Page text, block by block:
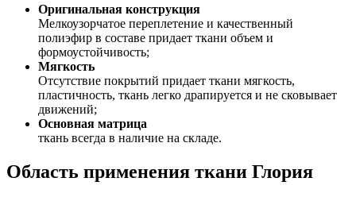
Оригинальная конструкция
Мелкоузорчатое переплетение и качественный
полиэфир в составе придает ткани объем и
формоустойчивость;
Мягкость
Отсутствие покрытий придает ткани мягкость,
пластичность, ткань легко драпируется и не сковывает
движений;
Основная матрица
ткань всегда в наличие на складе.
Область применения ткани Глория